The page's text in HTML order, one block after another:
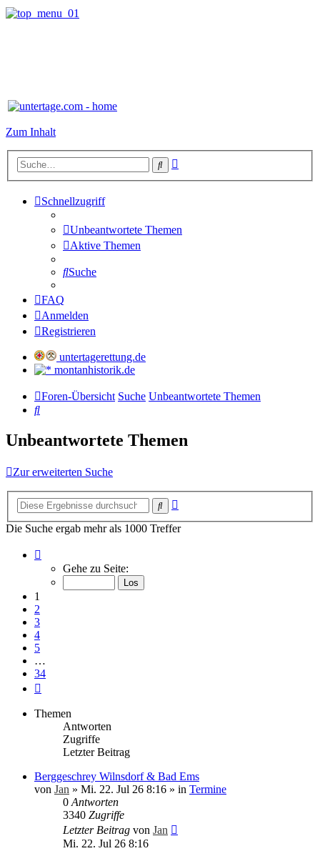
Zum Inhalt
Suche
Schnellzugriff
Unbeantwortete Themen
Aktive Themen
Suche
FAQ
Anmelden
Registrieren
untertagerettung.de
montanhistorik.de
Foren-Übersicht Suche Unbeantwortete Themen
Suche
Unbeantwortete Themen
Zur erweiterten Suche
Suche
Die Suche ergab mehr als 1000 Treffer
von
Gehe zu Seite:
1
2
3
4
5
…
34
Themen
Antworten
Zugriffe
Letzter Beitrag
Berggeschrey Wilnsdorf & Bad Ems
von Jan » Mi. 22. Jul 26 8:16 » in Termine
0 Antworten
3340 Zugriffe
Letzter Beitrag von Jan
Mi. 22. Jul 26 8:16